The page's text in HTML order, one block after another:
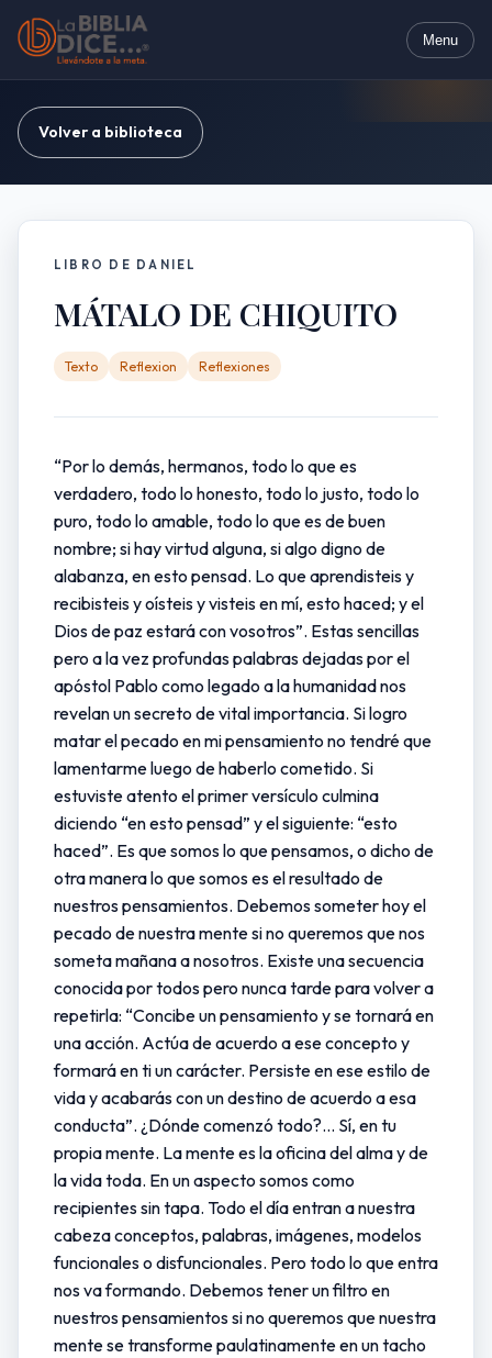
Menu
Volver a biblioteca
LIBRO DE DANIEL
MÁTALO DE CHIQUITO
Texto Reflexion Reflexiones
“Por lo demás, hermanos, todo lo que es
verdadero, todo lo honesto, todo lo justo, todo lo
puro, todo lo amable, todo lo que es de buen
nombre; si hay virtud alguna, si algo digno de
alabanza, en esto pensad. Lo que aprendisteis y
recibisteis y oísteis y visteis en mí, esto haced; y el
Dios de paz estará con vosotros”. Estas sencillas
pero a la vez profundas palabras dejadas por el
apóstol Pablo como legado a la humanidad nos
revelan un secreto de vital importancia. Si logro
matar el pecado en mi pensamiento no tendré que
lamentarme luego de haberlo cometido. Si
estuviste atento el primer versículo culmina
diciendo “en esto pensad” y el siguiente: “esto
haced”. Es que somos lo que pensamos, o dicho de
otra manera lo que somos es el resultado de
nuestros pensamientos. Debemos someter hoy el
pecado de nuestra mente si no queremos que nos
someta mañana a nosotros. Existe una secuencia
conocida por todos pero nunca tarde para volver a
repetirla: “Concibe un pensamiento y se tornará en
una acción. Actúa de acuerdo a ese concepto y
formará en ti un carácter. Persiste en ese estilo de
vida y acabarás con un destino de acuerdo a esa
conducta”. ¿Dónde comenzó todo?... Sí, en tu
propia mente. La mente es la oficina del alma y de
la vida toda. En un aspecto somos como
recipientes sin tapa. Todo el día entran a nuestra
cabeza conceptos, palabras, imágenes, modelos
funcionales o disfuncionales. Pero todo lo que entra
nos va formando. Debemos tener un filtro en
nuestros pensamientos si no queremos que nuestra
mente se transforme paulatinamente en un tacho